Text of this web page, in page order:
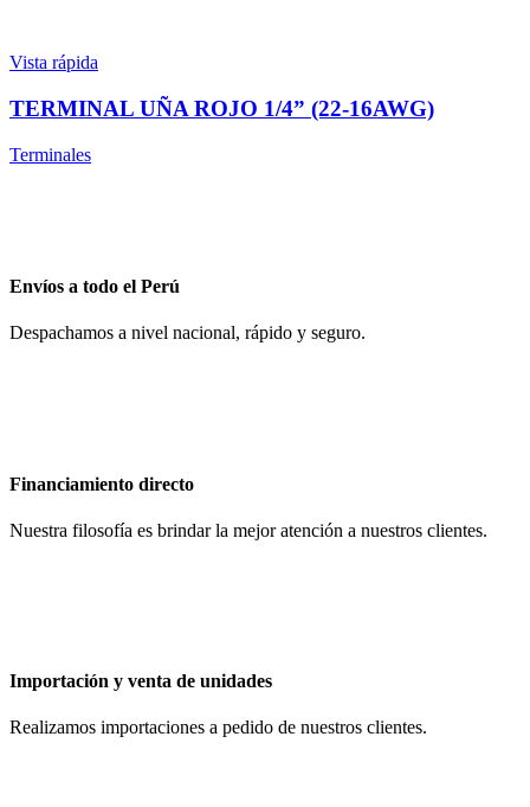
Vista rápida
TERMINAL UÑA ROJO 1/4” (22-16AWG)
Terminales
Envíos a todo el Perú
Despachamos a nivel nacional, rápido y seguro.
Financiamiento directo
Nuestra filosofía es brindar la mejor atención a nuestros clientes.
Importación y venta de unidades
Realizamos importaciones a pedido de nuestros clientes.